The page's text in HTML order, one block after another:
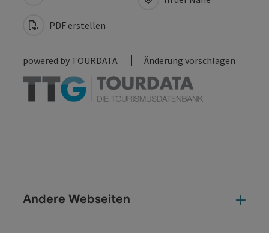
PDF erstellen
powered by TOURDATA Änderung vorschlagen
Andere Webseiten